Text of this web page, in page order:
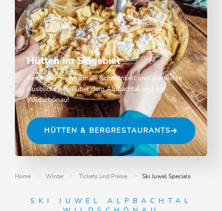
Hütten im Skigebiet
Genießen Sie regionale Schmankerl und grandiose
Ausblicke hoch über dem Alpbachtal und der
Wildschönau!
HÜTTEN & BERGRESTAURANTS
Home Winter Tickets und Preise Ski Juwel Specials
SKI JUWEL ALPBACHTAL